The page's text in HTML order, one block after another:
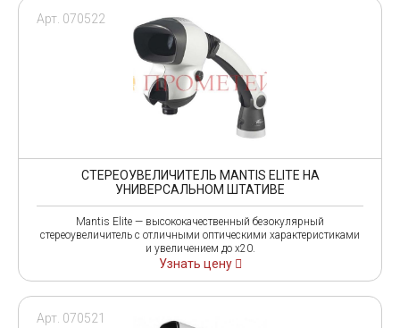
Арт. 070522
СТЕРЕОУВЕЛИЧИТЕЛЬ MANTIS ELITE НА
УНИВЕРСАЛЬНОМ ШТАТИВЕ
Mantis Elite — высококачественный безокулярный
стереоувеличитель с отличными оптическими характеристиками
и увеличением до x20.
Узнать цену
Арт. 070521